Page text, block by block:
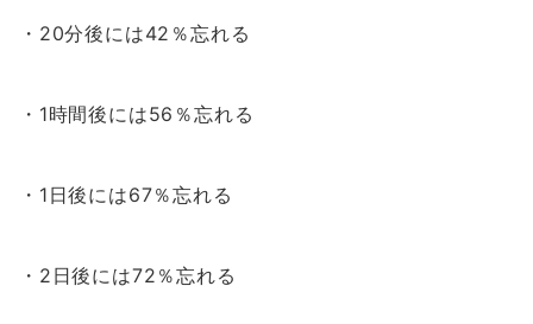
・20分後には42％忘れる
・1時間後には56％忘れる
・1日後には67％忘れる
・2日後には72％忘れる